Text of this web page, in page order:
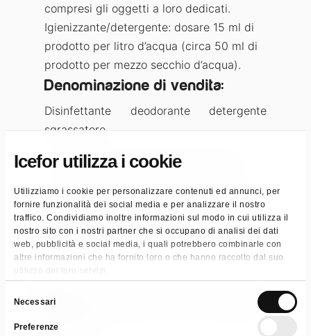
Icefor utilizza i cookie
Utilizziamo i cookie per personalizzare contenuti ed annunci, per
fornire funzionalità dei social media e per analizzare il nostro
traffico. Condividiamo inoltre informazioni sul modo in cui utilizza il
nostro sito con i nostri partner che si occupano di analisi dei dati
web, pubblicità e social media, i quali potrebbero combinarle con
altre informazioni che ha fornito loro o che hanno raccolto dal suo
utilizzo dei loro servizi.
Selezione
consenso
Necessari
Preferenze
compresi gli oggetti a loro dedicati.
Igienizzante/detergente: dosare 15 ml di
prodotto per litro d’acqua (circa 50 ml di
prodotto per mezzo secchio d’acqua).
Denominazione di vendita:
Disinfettante deodorante detergente
sgrassatore
Ad azione battericida e fungicida
Categorie: Detergenti per la casa,Disinfettanti,
Disinfettanti Presidio Medico Chirurgico,
Disinfettanti Pulizia casa ,Pulizia pavimenti,
Pulizia superfici industriali
Tag:Cash & Carry,Retail & GDO ,UHP
Scheda di